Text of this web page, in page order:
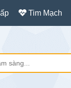
Tim Mạch